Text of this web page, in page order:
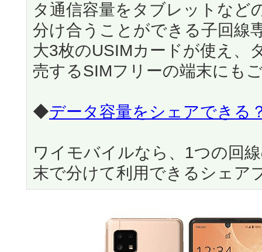
タ通信容量をタブレットなど
分け合うことができる子回線
大3枚のUSIMカードが使え、
売するSIMフリーの端末にも
◆データ容量をシェアできる
ワイモバイルなら、1つの回
末で分けて利用できるシェア